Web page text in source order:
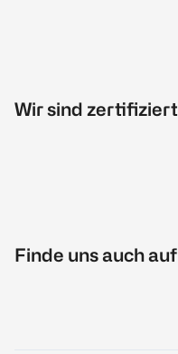
Wir sind zertifiziert
Finde uns auch auf